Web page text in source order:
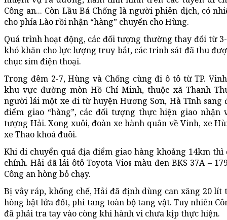
Công an... Còn Lầu Bá Chống là người phiên dịch, có
cho phía Lào rồi nhận “hàng” chuyển cho Hùng.
Quá trình hoạt động, các đối tượng thường thay đổi từ
khó khăn cho lực lượng truy bắt, các trinh sát đã thu
chục sim điện thoại.
Trong đêm 2-7, Hùng và Chống cùng đi ô tô từ TP.
khu vực đường mòn Hồ Chí Minh, thuộc xã Thanh
người lái một xe đi từ huyện Hương Sơn, Hà Tĩnh sang
điểm giao “hàng”, các đối tượng thực hiện giao nhận
tượng Hải. Xong xuôi, đoàn xe hành quân về Vinh, xe
xe Thao khoá đuôi.
Khi di chuyển quá địa điểm giao hàng khoảng 14km thì
chính. Hải đã lái ôtô Toyota Vios màu đen BKS 37A –
Công an hòng bỏ chạy.
Bị vây ráp, khống chế, Hải đã định dùng can xăng 20
hòng bật lửa đốt, phi tang toàn bộ tang vật. Tuy nhiên
đã phải tra tay vào còng khi hành vi chưa kịp thực hiện.